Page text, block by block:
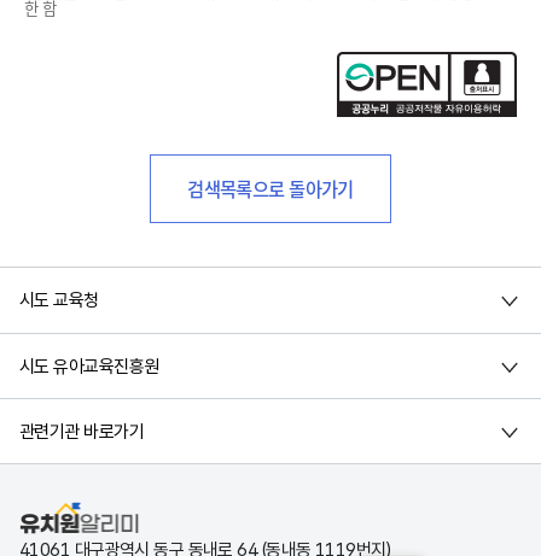
한 함
검색목록으로 돌아가기
시도 교육청
시도 유아교육진흥원
관련기관 바로가기
유치원알리미
41061 대구광역시 동구 동내로 64 (동내동 1119번지)